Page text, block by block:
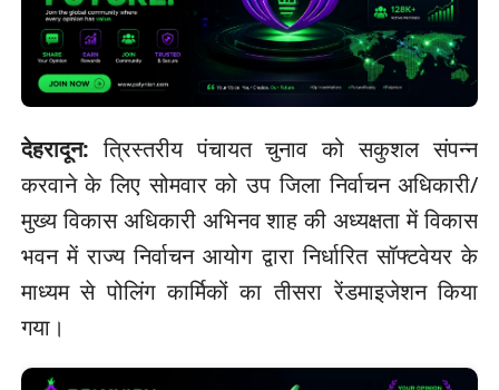
देहरादून: त्रिस्तरीय पंचायत चुनाव को सकुशल संपन्न
करवाने के लिए सोमवार को उप जिला निर्वाचन अधिकारी/
मुख्य विकास अधिकारी अभिनव शाह की अध्यक्षता में विकास
भवन में राज्य निर्वाचन आयोग द्वारा निर्धारित सॉफ्टवेयर के
माध्यम से पोलिंग कार्मिकों का तीसरा रेंडमाइजेशन किया
गया।